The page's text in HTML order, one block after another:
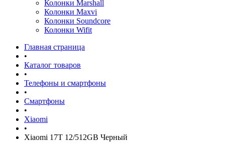
Колонки Marshall
Колонки Maxvi
Колонки Soundcore
Колонки Wifit
Главная страница
•
Каталог товаров
•
Телефоны и смартфоны
•
Смартфоны
•
Xiaomi
•
Xiaomi 17T 12/512GB Черный